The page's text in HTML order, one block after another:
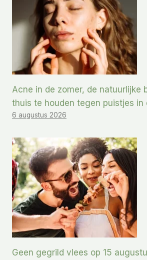
Acne in de zomer, de natuurlijke
thuis te houden tegen puistjes in
6 augustus 2026
Geen gegrild vlees op 15